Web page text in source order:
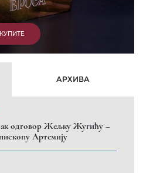
осуђује физички напад на
на КФОР и ЕУЛЕКС да
грађане